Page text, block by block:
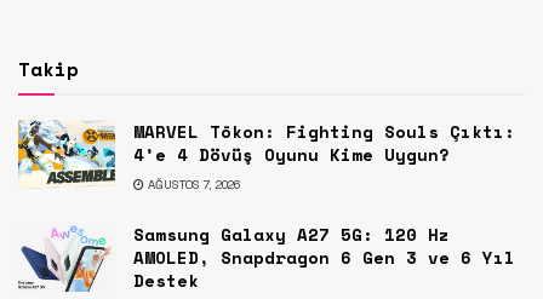
Takip
MARVEL Tōkon: Fighting Souls Çıktı:
4’e 4 Dövüş Oyunu Kime Uygun?
AĞUSTOS 7, 2026
Samsung Galaxy A27 5G: 120 Hz
AMOLED, Snapdragon 6 Gen 3 ve 6 Yıl
Destek